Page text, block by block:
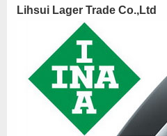
Lihsui Lager Trade Co.,Ltd